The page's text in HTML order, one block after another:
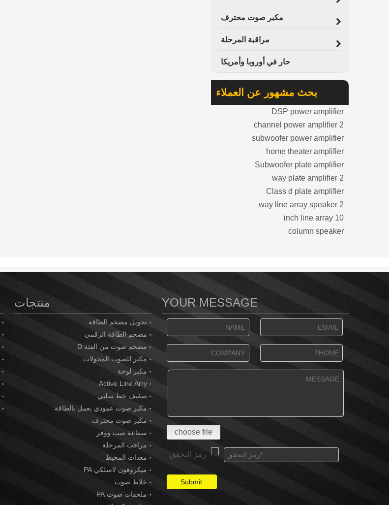
مكبر صوت محترف
مراقبة المرحلة
حار في أوروبا وأمريكا
بحث مشهور عن العملاء
DSP power amplifier
2 channel power amplifier
subwoofer power amplifier
home theater amplifier
Subwoofer plate amplifier
2 way plate amplifier
Class d plate amplifier
2 way line array speaker
10 inch line array
column speaker
منتجات
تحويل مضخم الطاقة
مضخم الطاقة الرقمي
مضخم صوت من الفئة D
مكبر للصوت المحولات
مكبر لوحة
Active Line Arry
صفيف خط سلبي
مكبر صوت عمودي يعمل بالطاقة
مكبر صوت محترف
سماعة صب ووفر
مراقب المرحلة
معدات المحيط
ميكروفون لاسلكي PA
خلاط صوت
ملحقات صوت PA
YOUR MESSAGE
choose file
Submit